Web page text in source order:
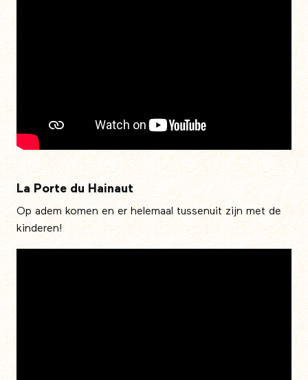
La Porte du Hainaut
Op adem komen en er helemaal tussenuit zijn met de
kinderen!